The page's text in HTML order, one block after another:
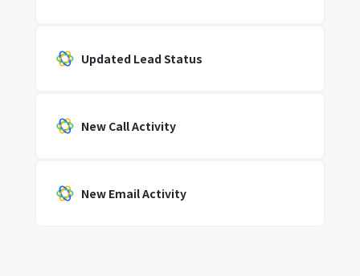
Updated Lead Status
New Call Activity
New Email Activity